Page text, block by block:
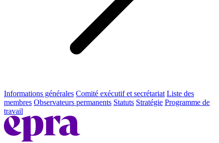
Informations générales Comité exécutif et secrétariat Liste des
membres Observateurs permanents Statuts Stratégie Programme de
travail